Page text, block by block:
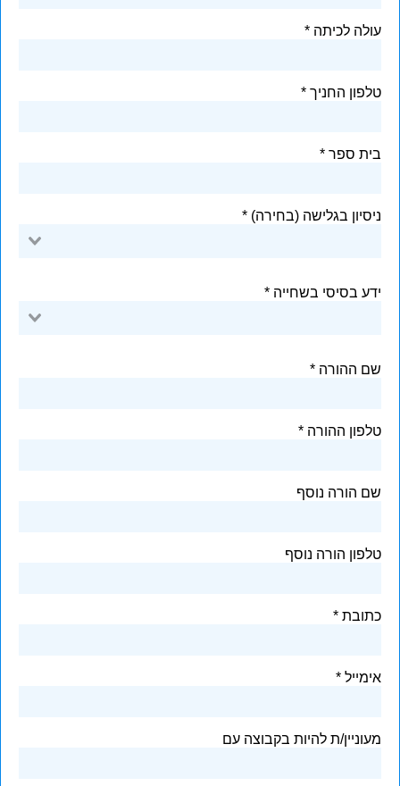
עולה לכיתה
טלפון החניך
בית ספר
ניסיון בגלישה (בחירה)
ידע בסיסי בשחייה
שם ההורה
טלפון ההורה
שם הורה נוסף
טלפון הורה נוסף
כתובת
אימייל
מעוניין/ת להיות בקבוצה עם